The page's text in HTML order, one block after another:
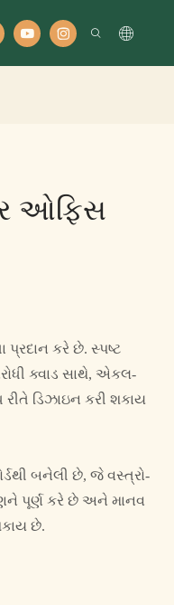
ઓફિસ
કરે છે. સ્પષ્ટ
ક્વાડ સાથે, એકલ-
ડિઝાઇન કરી શકાય
બનેલી છે, જે વસ્ત્રો-
પૂર્ણ કરે છે અને માનવ
છે.